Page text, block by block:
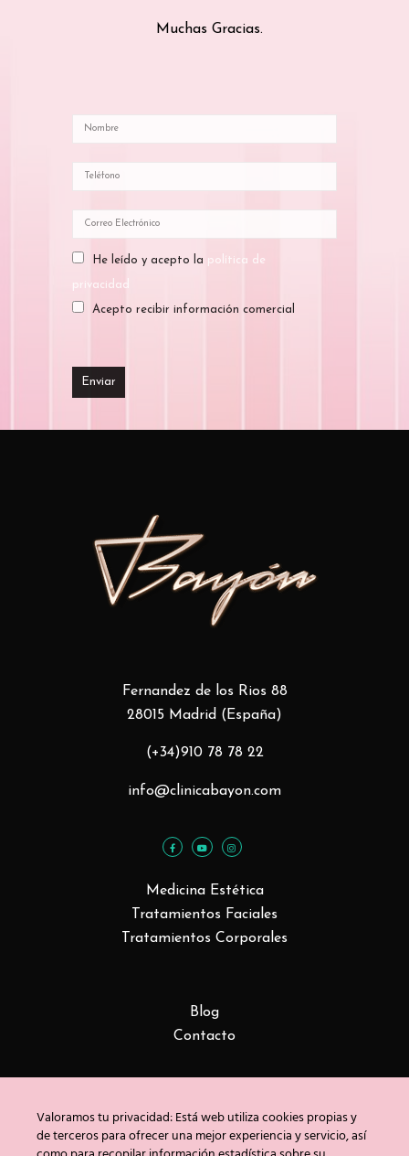
Muchas Gracias.
He leído y acepto la política de
privacidad
Acepto recibir información comercial
Fernandez de los Rios 88
28015 Madrid (España)
(+34)910 78 78 22
info@clinicabayon.com
Medicina Estética
Tratamientos Faciales
Tratamientos Corporales
Blog
Contacto
Política de privacidad/Uso de cookies/Aviso
legal
Valoramos tu privacidad: Está web utiliza cookies propias y
de terceros para ofrecer una mejor experiencia y servicio, así